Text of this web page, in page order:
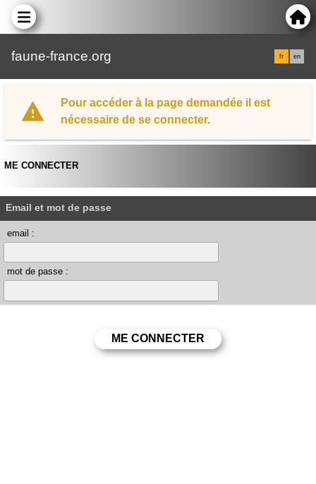
faune-france.org fr en
Pour accéder à la page demandée il est
nécessaire de se connecter.
ME CONNECTER
Email et mot de passe
email :
mot de passe :